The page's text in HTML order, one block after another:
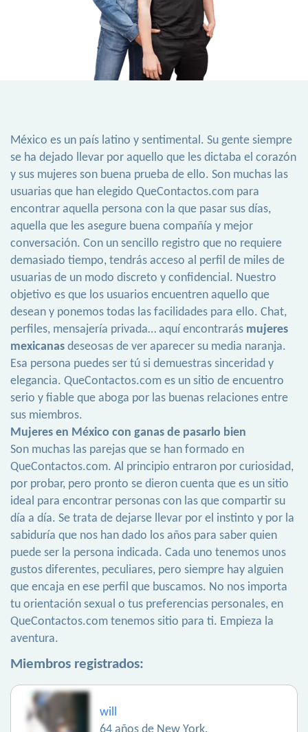
México es un país latino y sentimental. Su gente siempre
se ha dejado llevar por aquello que les dictaba el corazón
y sus mujeres son buena prueba de ello. Son muchas las
usuarias que han elegido QueContactos.com para
encontrar aquella persona con la que pasar sus días,
aquella que les asegure buena compañía y mejor
conversación. Con un sencillo registro que no requiere
demasiado tiempo, tendrás acceso al perfil de miles de
usuarias de un modo discreto y confidencial. Nuestro
objetivo es que los usuarios encuentren aquello que
desean y ponemos todas las facilidades para ello. Chat,
perfiles, mensajería privada… aquí encontrarás mujeres
mexicanas deseosas de ver aparecer su media naranja.
Esa persona puedes ser tú si demuestras sinceridad y
elegancia. QueContactos.com es un sitio de encuentro
serio y fiable que aboga por las buenas relaciones entre
sus miembros.
Mujeres en México con ganas de pasarlo bien
Son muchas las parejas que se han formado en
QueContactos.com. Al principio entraron por curiosidad,
por probar, pero pronto se dieron cuenta que es un sitio
ideal para encontrar personas con las que compartir su
día a día. Se trata de dejarse llevar por el instinto y por la
sabiduría que nos han dado los años para saber quien
puede ser la persona indicada. Cada uno tenemos unos
gustos diferentes, peculiares, pero siempre hay alguien
que encaja en ese perfil que buscamos. No nos importa
tu orientación sexual o tus preferencias personales, en
QueContactos.com tenemos sitio para ti. Empieza la
aventura.
Miembros registrados:
will